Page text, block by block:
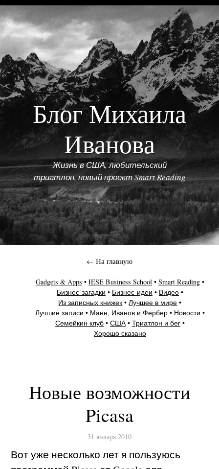
Menu
Skip to conlandscapet
Блог Михаила
Иванова
Жизнь в США, любительский
триатлон, новый проект Smart Reading
← На главную
Gadgets & Apps IESE Business School
Smart Reading
Бизнес-загадки
Бизнес-идеи
Видео
Из записных книжек
Лучшее в мире
Лучшие записи
Манн, Иванов и Фербер
Новости
Семейкин клуб
США
Триатлон и бег
Хорошо сказано
Новые возможности
Picasa
31 января 2010
Вот уже несколько лет я пользуюсь